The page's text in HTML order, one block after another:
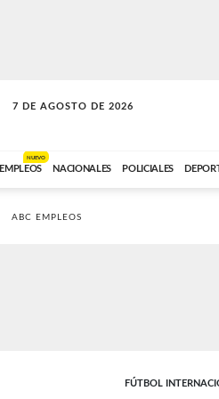
7 DE AGOSTO DE 2026
LA MOVIDA
EMPLEOS
NUEVO
NACIONALES POLICIALES
ABC EMPLEOS
FÚTBOL